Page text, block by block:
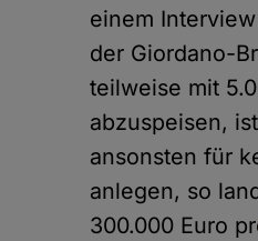
einem
der Giordano-
teilweise mit
abzuspeisen,
ansonsten für
anlegen, so
300.000 Euro